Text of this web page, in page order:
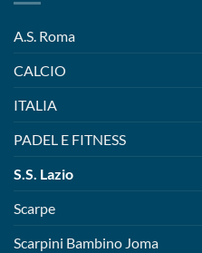
A.S. Roma
CALCIO
ITALIA
PADEL E FITNESS
S.S. Lazio
Scarpe
Scarpini Bambino Joma